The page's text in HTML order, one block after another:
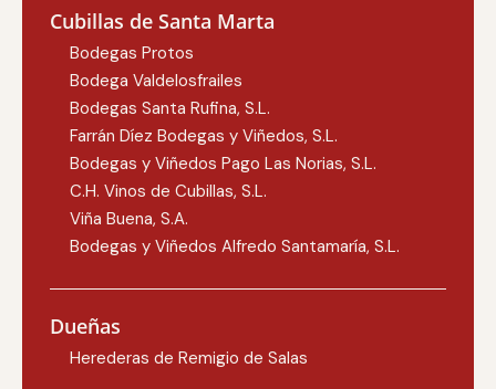
Cubillas de Santa Marta
Bodegas Protos
Bodega Valdelosfrailes
Bodegas Santa Rufina, S.L.
Farrán Díez Bodegas y Viñedos, S.L.
Bodegas y Viñedos Pago Las Norias, S.L.
C.H. Vinos de Cubillas, S.L.
Viña Buena, S.A.
Bodegas y Viñedos Alfredo Santamaría, S.L.
Dueñas
Herederas de Remigio de Salas